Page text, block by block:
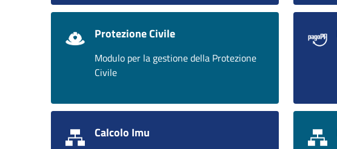
Protezione Civile
Modulo per la gestione della Protezione
Civile
Calcolo Imu